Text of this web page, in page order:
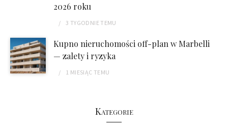
2026 roku
3 TYGODNIE TEMU
Kupno nieruchomości off-plan w Marbelli
— zalety i ryzyka
1 MIESIĄC TEMU
Kategorie